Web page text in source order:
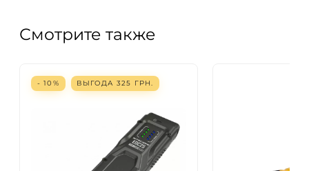
Смотрите также
- 10% ВЫГОДА 325 ГРН.